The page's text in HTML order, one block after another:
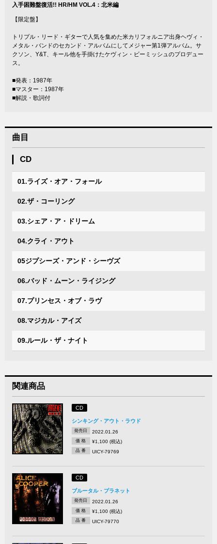
入手困難盤復活!! HR/HM VOL.4：北米編
【限定盤】
トリプル・リード・ギターで人気を集めた米カリフォルニア出身ヘヴィ・
メタル・バンドのセカンド・アルバムにしてメジャー第1弾アルバム。サ
クソン、Y&T、キール他を手掛けたケヴィン・ビーミッシュのプロデュー
ス。
■発表：1987年
■マスター：1987年
■解説・歌詞付
曲目
CD
01.ライズ・オア・フォール
02.ザ・コーリング
03.シェア・ア・ドリーム
04.クライ・アウト
05ジプシーズ・アンド・シーヴズ
06.バッド・ムーン・ライジング
07.プリンセス・オブ・ラヴ
08.マジカル・アイズ
09.ルール・ザ・ナイト
関連商品
CD
シンキング・アウト・ラウド
発売日 2022.01.26
価 格 ¥1,100 (税込)
品 番 UICY-79769
CD
ブルータル・プラネット
発売日 2022.01.26
価 格 ¥1,100 (税込)
品 番 UICY-79770